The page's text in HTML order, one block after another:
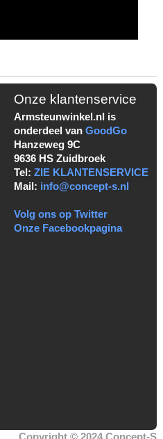
Onze klantenservice
Armsteunwinkel.nl is
onderdeel van GoodGo
Hanzeweg 9C
9636 HS Zuidbroek
Tel: ZIE KLANTENSERVICE
Mail: info@concept-s.nl
Volg ons op Twitter
Onze Facebookpagina